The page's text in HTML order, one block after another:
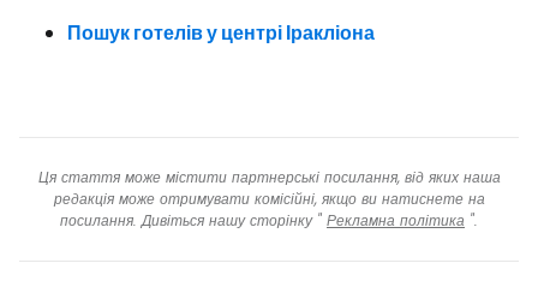
Пошук готелів у центрі Іракліона
Ця стаття може містити партнерські посилання, від яких наша
редакція може отримувати комісійні, якщо ви натиснете на
посилання. Дивіться нашу сторінку " Рекламна політика ".